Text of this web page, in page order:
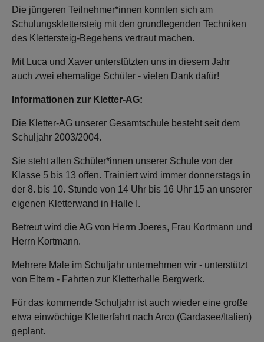
Die jüngeren Teilnehmer*innen konnten sich am
Schulungsklettersteig mit den grundlegenden Techniken
des Klettersteig-Begehens vertraut machen.
Mit Luca und Xaver unterstützten uns in diesem Jahr
auch zwei ehemalige Schüler - vielen Dank dafür!
Informationen zur Kletter-AG:
Die Kletter-AG unserer Gesamtschule besteht seit dem
Schuljahr 2003/2004.
Sie steht allen Schüler*innen unserer Schule von der
Klasse 5 bis 13 offen. Trainiert wird immer donnerstags in
der 8. bis 10. Stunde von 14 Uhr bis 16 Uhr 15 an unserer
eigenen Kletterwand in Halle I.
Betreut wird die AG von Herrn Joeres, Frau Kortmann und
Herrn Kortmann.
Mehrere Male im Schuljahr unternehmen wir - unterstützt
von Eltern - Fahrten zur Kletterhalle Bergwerk.
Für das kommende Schuljahr ist auch wieder eine große
etwa einwöchige Kletterfahrt nach Arco (Gardasee/Italien)
geplant.